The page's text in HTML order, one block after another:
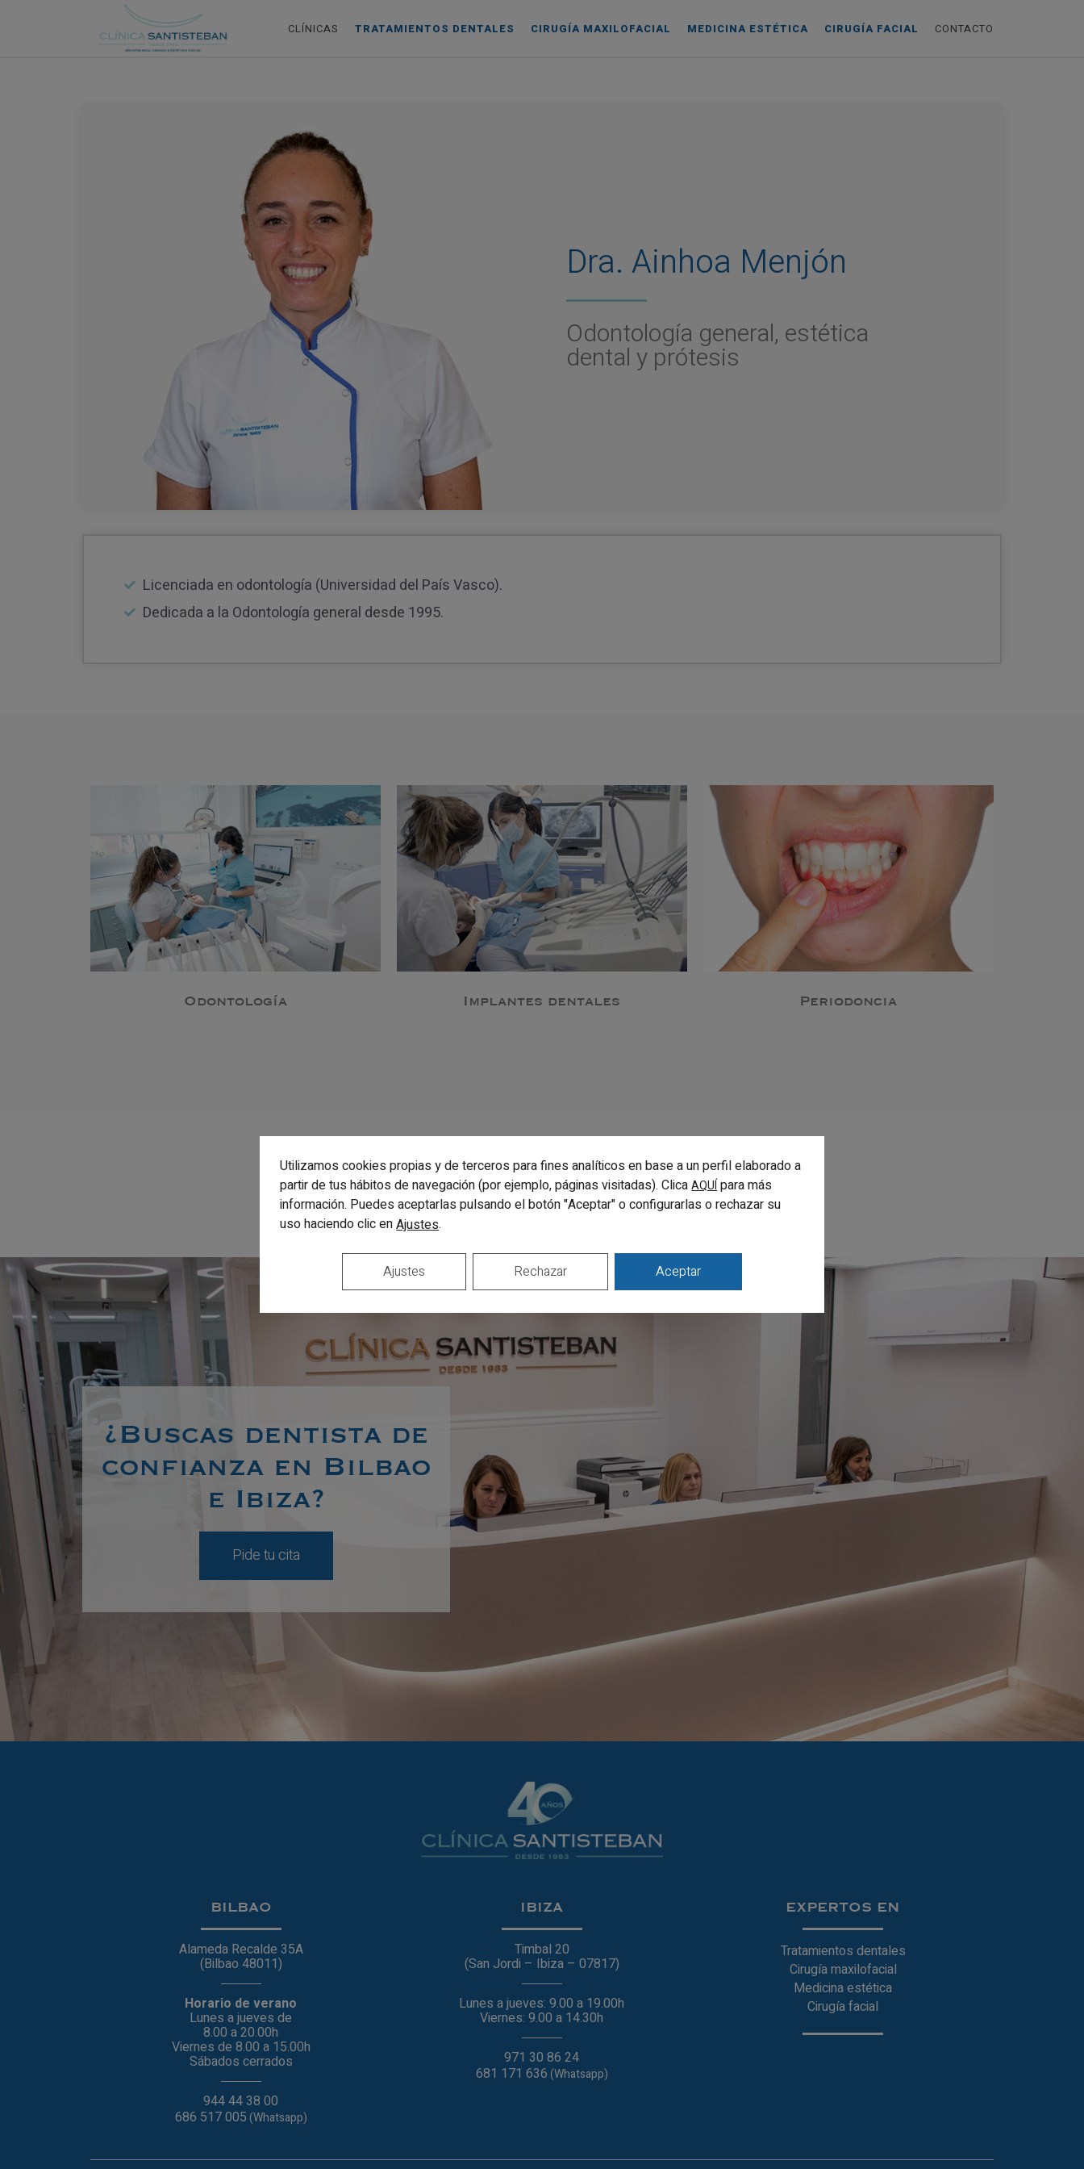
CLÍNICAS TRATAMIENTOS DENTALES CIRUGÍA MAXILOFACIAL MEDICINA ESTÉTICA CIRUGÍA FACIAL CONTACTO
Dra. Ainhoa Menjón
Odontología general, estética
dental y prótesis
Licenciada en odontología (Universidad del País Vasco).
Dedicada a la Odontología general desde 1995.
Odontología Implantes dentales Periodoncia
Volver al equipo
¿Buscas dentista de
confianza en Bilbao
e Ibiza?
Pide tu cita
BILBAO
Alameda Recalde 35A
(Bilbao 48011)
Horario de verano
Lunes a jueves de
8.00 a 20.00h
Viernes de 8.00 a 15.00h
Sábados cerrados
944 44 38 00
686 517 005(Whatsapp)
IBIZA
Timbal 20
(San Jordi – Ibiza – 07817)
Lunes a jueves: 9.00 a 19.00h
Viernes: 9.00 a 14.30h
971 30 86 24
681 171 636(Whatsapp)
EXPERTOS EN
Tratamientos dentales
Cirugía maxilofacial
Medicina estética
Cirugía facial
Utilizamos cookies propias y de terceros para fines analíticos en base a un perfil elaborado a
partir de tus hábitos de navegación (por ejemplo, páginas visitadas). ClicaAQUÍpara más
información. Puedes aceptarlas pulsando el botón "Aceptar" o configurarlas o rechazar su
uso haciendo clic enAjustes.
Aceptar
Rechazar
Ajustes